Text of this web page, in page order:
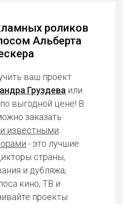
роликов
Альберта
ваш проект
Груздева или
по выгодной цене! В
заказать
известными
- это лучшие
страны,
и дубляжа,
кино, ТВ и
проекты